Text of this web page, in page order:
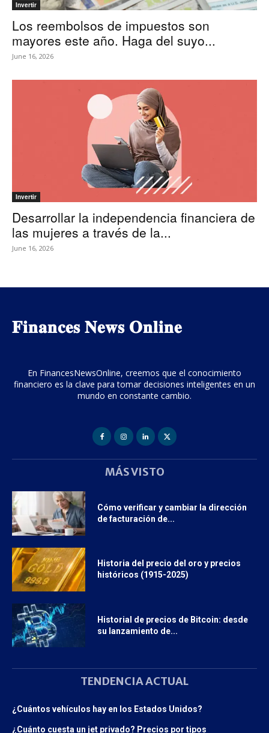
Invertir
Los reembolsos de impuestos son
mayores este año. Haga del suyo...
June 16, 2026
Invertir
Desarrollar la independencia financiera de
las mujeres a través de la...
June 16, 2026
𝐅𝐢𝐧𝐚𝐧𝐜𝐞𝐬 𝐍𝐞𝐰𝐬 𝐎𝐧𝐥𝐢𝐧𝐞
En FinancesNewsOnline, creemos que el conocimiento
financiero es la clave para tomar decisiones inteligentes en un
mundo en constante cambio.
MÁS VISTO
Cómo verificar y cambiar la dirección
de facturación de...
Historia del precio del oro y precios
históricos (1915-2025)
Historial de precios de Bitcoin: desde
su lanzamiento de...
TENDENCIA ACTUAL
¿Cuántos vehículos hay en los Estados Unidos?
¿Cuánto cuesta un jet privado? Precios por tipos